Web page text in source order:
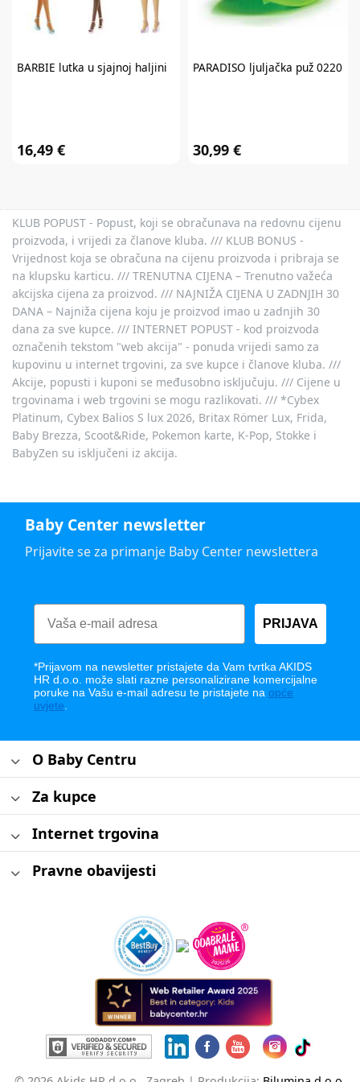
BARBIE lutka u sjajnoj haljini
16,49 €
PARADISO ljuljačka puž 0220
30,99 €
KLUB POPUST - Popust, koji se obračunava na redovnu cijenu
proizvoda, i vrijedi za članove kluba. /// KLUB BONUS -
Vrijednost koja se obračuna na cijenu proizvoda i pribraja se
na klupsku karticu. /// TRENUTNA CIJENA – Trenutno važeća
akcijska cijena za proizvod. /// NAJNIŽA CIJENA U ZADNJIH 30
DANA – Najniža cijena koju je proizvod imao u zadnjih 30
dana za sve kupce. /// INTERNET POPUST - kod proizvoda
označenih tekstom "web akcija" - ponuda vrijedi samo za
kupovinu u internet trgovini, za sve kupce i članove kluba. ///
Akcije, popusti i kuponi se međusobno isključuju. /// Cijene u
trgovinama i web trgovini se mogu razlikovati. /// *Cybex
Platinum, Cybex Balios S lux 2026, Britax Römer Lux, Frida,
Baby Brezza, Scoot&Ride, Pokemon karte, K-Pop, Stokke i
BabyZen su isključeni iz akcija.
Baby Center newsletter
Prijavite se za primanje Baby Center newslettera
PRIJAVA
*Prijavom na newsletter pristajete da Vam tvrtka AKIDS
HR d.o.o. može slati razne personalizirane komercijalne
poruke na Vašu e-mail adresu te pristajete na opće
uvjete
O Baby Centru
Za kupce
Internet trgovina
Pravne obavijesti